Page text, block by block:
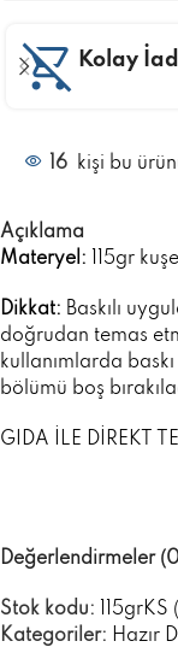
Kolay
16 kişi bu
Açıklama
Materyel: 115gr
Dikkat: Baskılı
doğrudan temas
kullanımlarda
bölümü boş
GIDA İLE DİREKT
Değerlendirmeler
Stok kodu:
Kategoriler: Hazır